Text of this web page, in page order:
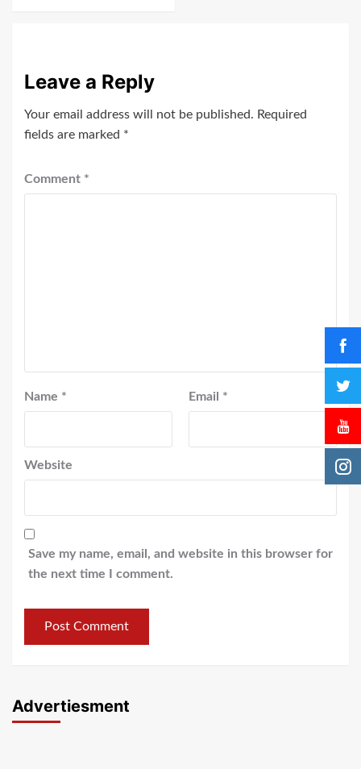
Leave a Reply
Your email address will not be published. Required
fields are marked *
Comment *
Name * Email *
Website
Save my name, email, and website in this browser for
the next time I comment.
Advertiesment